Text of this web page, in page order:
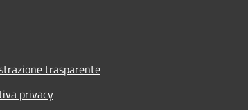
trasparente
privacy